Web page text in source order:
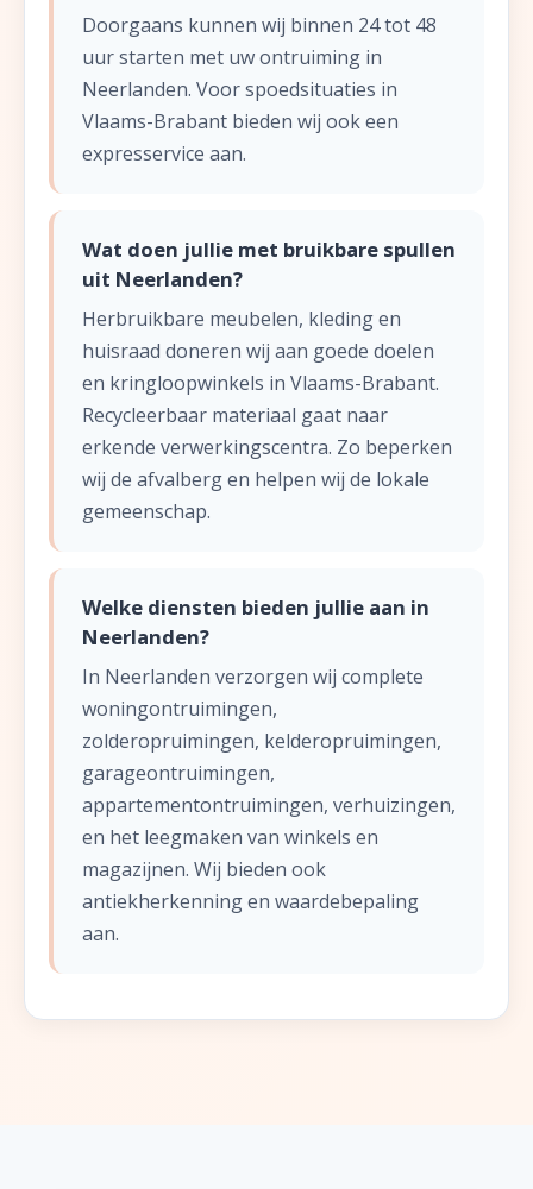
Doorgaans kunnen wij binnen 24 tot 48
uur starten met uw ontruiming in
Neerlanden. Voor spoedsituaties in
Vlaams-Brabant bieden wij ook een
expresservice aan.
Wat doen jullie met bruikbare spullen
uit Neerlanden?
Herbruikbare meubelen, kleding en
huisraad doneren wij aan goede doelen
en kringloopwinkels in Vlaams-Brabant.
Recycleerbaar materiaal gaat naar
erkende verwerkingscentra. Zo beperken
wij de afvalberg en helpen wij de lokale
gemeenschap.
Welke diensten bieden jullie aan in
Neerlanden?
In Neerlanden verzorgen wij complete
woningontruimingen,
zolderopruimingen, kelderopruimingen,
garageontruimingen,
appartementontruimingen, verhuizingen,
en het leegmaken van winkels en
magazijnen. Wij bieden ook
antiekherkenning en waardebepaling
aan.